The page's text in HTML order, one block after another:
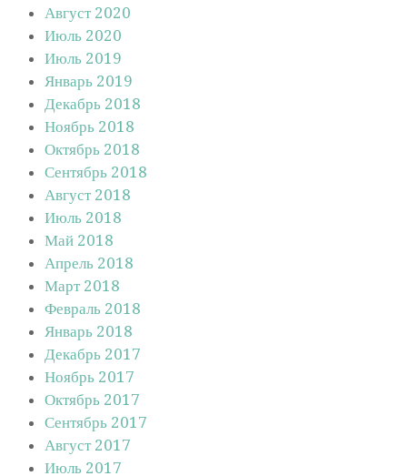
Август 2020
Июль 2020
Июль 2019
Январь 2019
Декабрь 2018
Ноябрь 2018
Октябрь 2018
Сентябрь 2018
Август 2018
Июль 2018
Май 2018
Апрель 2018
Март 2018
Февраль 2018
Январь 2018
Декабрь 2017
Ноябрь 2017
Октябрь 2017
Сентябрь 2017
Август 2017
Июль 2017